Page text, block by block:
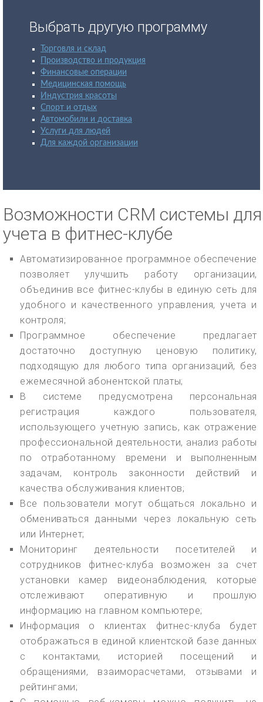
Выбрать другую программу
Торговля и склад
Производство и продукция
Финансовые операции
Медицинская помощь
Индустрия красоты
Спорт и отдых
Автомобили и доставка
Услуги для людей
Для каждой организации
Возможности CRM системы для
учета в фитнес-клубе
Автоматизированное программное обеспечение
позволяет улучшить работу организации,
объединив все фитнес-клубы в единую сеть для
удобного и качественного управления, учета и
контроля;
Программное обеспечение предлагает
достаточно доступную ценовую политику,
подходящую для любого типа организаций, без
ежемесячной абонентской платы;
В системе предусмотрена персональная
регистрация каждого пользователя,
использующего учетную запись, как отражение
профессиональной деятельности, анализ работы
по отработанному времени и выполненным
задачам, контроль законности действий и
качества обслуживания клиентов;
Все пользователи могут общаться локально и
обмениваться данными через локальную сеть
или Интернет;
Мониторинг деятельности посетителей и
сотрудников фитнес-клуба возможен за счет
установки камер видеонаблюдения, которые
отслеживают оперативную и прошлую
информацию на главном компьютере;
Информация о клиентах фитнес-клуба будет
отображаться в единой клиентской базе данных
с контактами, историей посещений и
обращениями, взаиморасчетами, отзывами и
рейтингами;